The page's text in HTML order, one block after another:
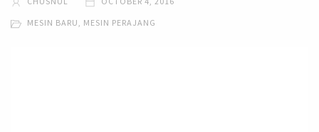
MESIN BARU, MESIN PERAJANG